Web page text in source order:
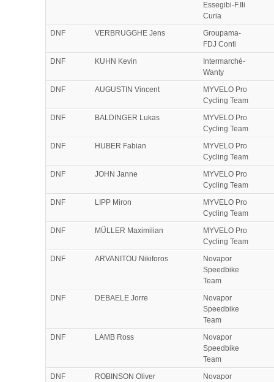
Essegibi-F.Ili
Curia
DNF
VERBRUGGHE Jens
Groupama-
FDJ Conti
DNF
KUHN Kevin
Intermarché-
Wanty
DNF
AUGUSTIN Vincent
MYVELO Pro
Cycling Team
DNF
BALDINGER Lukas
MYVELO Pro
Cycling Team
DNF
HUBER Fabian
MYVELO Pro
Cycling Team
DNF
JOHN Janne
MYVELO Pro
Cycling Team
DNF
LIPP Miron
MYVELO Pro
Cycling Team
DNF
MÜLLER Maximilian
MYVELO Pro
Cycling Team
DNF
ARVANITOU Nikiforos
Novapor
Speedbike
Team
DNF
DEBAELE Jorre
Novapor
Speedbike
Team
DNF
LAMB Ross
Novapor
Speedbike
Team
DNF
ROBINSON Oliver
Novapor